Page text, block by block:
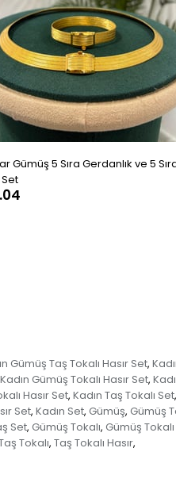
Gümüş 5 Sıra Gerdanlık ve 5
Gümüş Taş Tokalı Hasır Set,
Kadın Gümüş Tokalı Hasır Set,
Hasır Set, Kadın Taş Tokalı Set,
Set, Kadın Set, Gümüş, Gümüş
Set, Gümüş Tokalı, Gümüş Tokalı
Tokalı, Taş Tokalı Hasır,